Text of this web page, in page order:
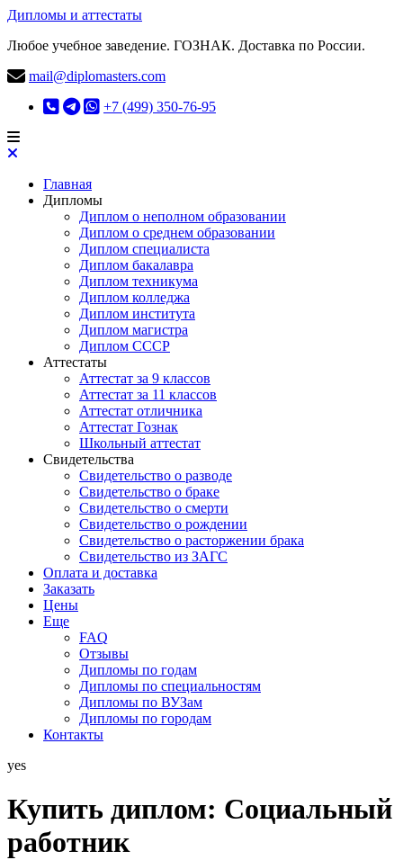
Дипломы и аттестаты
Любое учебное заведение. ГОЗНАК. Доставка по России.
mail@diplomasters.com
+7 (499) 350-76-95
Главная
Дипломы
Диплом о неполном образовании
Диплом о среднем образовании
Диплом специалиста
Диплом бакалавра
Диплом техникума
Диплом колледжа
Диплом института
Диплом магистра
Диплом СССР
Аттестаты
Аттестат за 9 классов
Аттестат за 11 классов
Аттестат отличника
Аттестат Гознак
Школьный аттестат
Свидетельства
Свидетельство о разводе
Свидетельство о браке
Свидетельство о смерти
Свидетельство о рождении
Свидетельство о расторжении брака
Свидетельство из ЗАГС
Оплата и доставка
Заказать
Цены
Еще
FAQ
Отзывы
Дипломы по годам
Дипломы по специальностям
Дипломы по ВУЗам
Дипломы по городам
Контакты
yes
Купить диплом: Социальный
работник